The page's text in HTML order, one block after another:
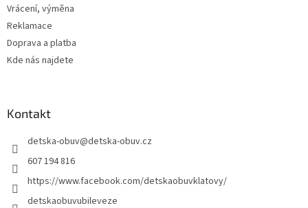
Vrácení, výměna
Reklamace
Doprava a platba
Kde nás najdete
Kontakt
detska-obuv@detska-obuv.cz
607 194 816
https://www.facebook.com/detskaobuvklatovy/
detskaobuvubileveze